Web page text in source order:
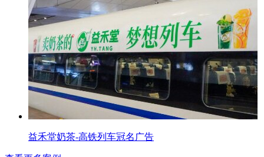
益禾堂奶茶-高铁列车冠名广告